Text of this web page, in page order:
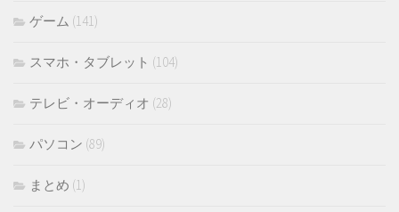
ゲーム (141)
スマホ・タブレット (104)
テレビ・オーディオ (28)
パソコン (89)
まとめ (1)